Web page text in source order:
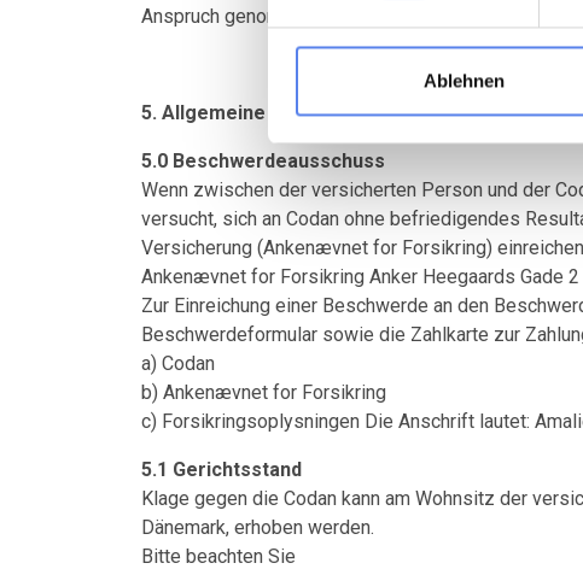
Ablehnen
Anspruch genommene Transportleistungen werden
5. Allgemeine Bestimmungen
5.0 Beschwerdeausschuss
Wenn zwischen der versicherten Person und der
versucht, sich an Codan ohne befriedigendes
Versicherung (Ankenævnet for Forsikring)
Ankenævnet for Forsikring Anker Heegaards Gade
Zur Einreichung einer Beschwerde an den
Beschwerdeformular sowie die Zahlkarte zur
a) Codan
b) Ankenævnet for Forsikring
c) Forsikringsoplysningen Die Anschrift lautet:
5.1 Gerichtsstand
Klage gegen die Codan kann am Wohnsitz der
Dänemark, erhoben werden.
Bitte beachten Sie